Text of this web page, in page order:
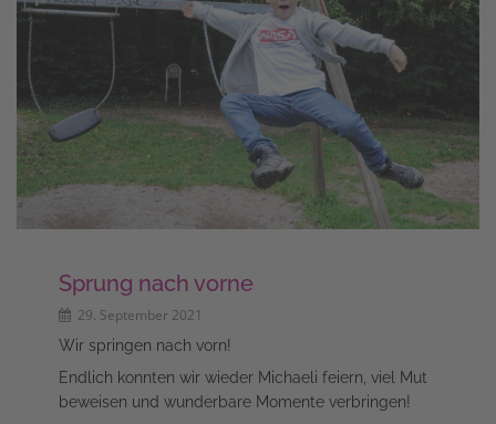
Sprung nach vorne
29. September 2021
Wir springen nach vorn!
Endlich konnten wir wieder Michaeli feiern, viel Mut
beweisen und wunderbare Momente verbringen!